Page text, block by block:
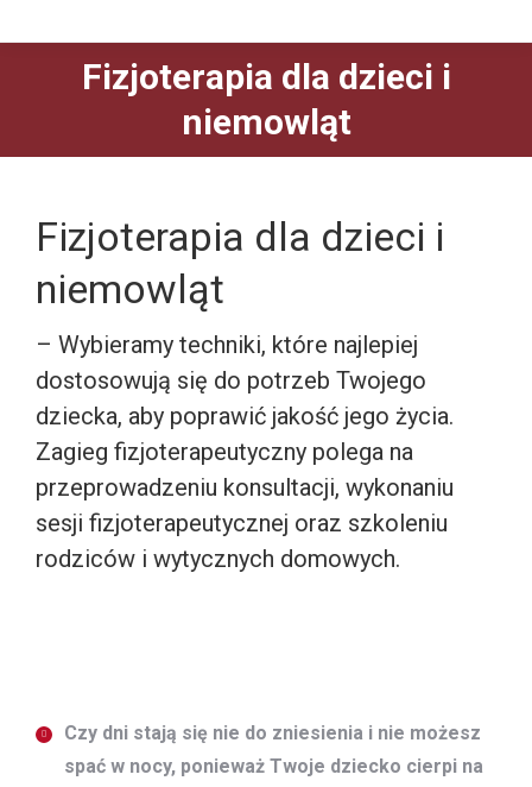
Fizjoterapia dla dzieci i
niemowląt
Fizjoterapia dla dzieci i
niemowląt
– Wybieramy techniki, które najlepiej
dostosowują się do potrzeb Twojego
dziecka, aby poprawić jakość jego życia.
Zagieg fizjoterapeutyczny polega na
przeprowadzeniu konsultacji, wykonaniu
sesji fizjoterapeutycznej oraz szkoleniu
rodziców i wytycznych domowych.
Czy dni stają się nie do zniesienia i nie możesz
spać w nocy, ponieważ Twoje dziecko cierpi na